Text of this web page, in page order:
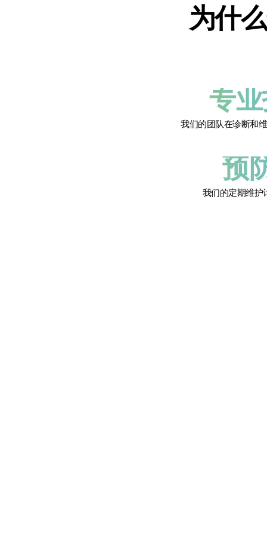
为什
专
我们的团队在诊断和
预
我们的定期维护